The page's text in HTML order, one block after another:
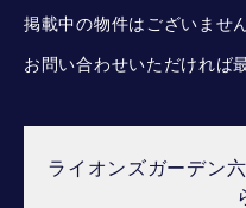
掲載中の物件はございません
お問い合わせいただければ
ライオンズガーデン